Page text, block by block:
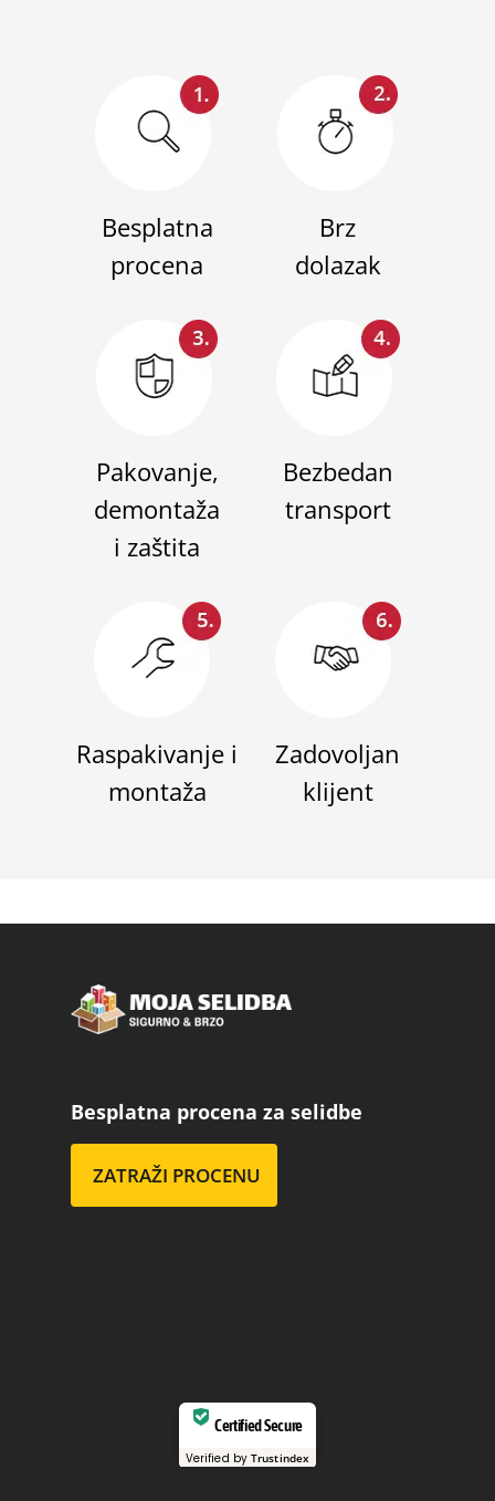
Besplatna
procena
Brz
dolazak
Pakovanje,
demontaža
i zaštita
Bezbedan
transport
Raspakivanje i
montaža
Zadovoljan
klijent
Besplatna procena za selidbe
ZATRAŽI PROCENU
Certified Secure
Verified byTrustindex